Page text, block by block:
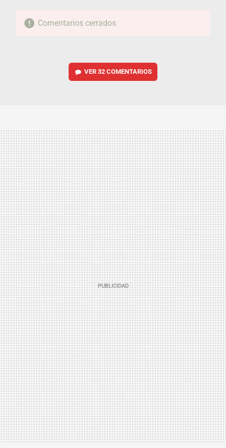
Comentarios cerrados
VER 32 COMENTARIOS